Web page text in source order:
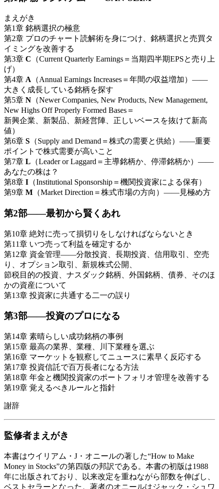
まえがき
第1章 銘柄選択の極意
第2章 プロのチャート読解術を身につけ、銘柄選択と売買タ
イミングを改善する
第3章 C （Current Quarterly Earnings＝当期四半期EPSと売り上
げ）
第4章 A （Annual Earnings Increases＝年間の収益増加）――
大きく成長している銘柄を探す
第5章 N （Newer Companies, New Products, New Management,
New Highs Off Properly Formed Bases＝
新興企業、新製品、新経営陣、正しいベースを抜けて新高
値）
第6章 S （Supply and Demand＝株式の需要と供給）――重要
ポイントで株式需要が高いこと
第7章 L （Leader or Laggard＝主導銘柄か、停滞銘柄か）――
あなたの株は？
第8章 I （Institutional Sponsorship＝機関投資家による保有）
第9章 M （Market Direction＝株式市場の方向）――見極め方
第2部――最初から賢くあれ
第10章 絶対に売って損切りをしなければならないとき
第11章 いつ売って利益を確定するか
第12章 資金管理――分散投資、長期投資、信用取引、空売
り、オプション取引、新規株式公開、
節税目的の投資、ナスダック銘柄、外国銘柄、債券、そのほ
かの資産について
第13章 投資家に共通する二一の誤り
第3部――投資のプロになる
第14章 素晴らしい成功銘柄の事例
第15章 最高の業界、業種、川下業種を選ぶ
第16章 マーケットを観察してニュースに素早く反応する
第17章 投資信託で百万長者になる方法
第18章 年金と機関投資家のポートフォリオ管理を改善する
第19章 覚えるべきルールと指針
謝辞
監修者まえがき
本書はウイリアム・J・オニールの著した“How to Make
Money in Stocks”の第四版の邦訳である。本書の初版は1988
年に出版されており、以来改定を重ねながら部数を伸ばし、
ベストセラーとなった。著者のオニールはジャック・シュワ